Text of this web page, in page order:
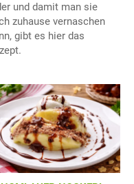
und damit man sie
zuhause vernaschen
gibt es hier das